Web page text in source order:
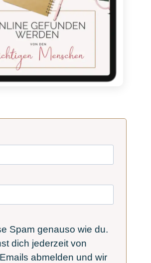
Spam genauso wie du.
dich jederzeit von
abmelden und wir